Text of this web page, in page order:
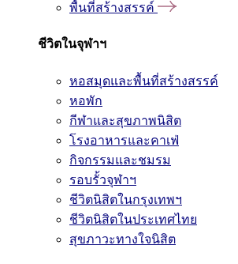
พื้นที่สร้างสรรค์
ชีวิตในจุฬาฯ
หอสมุดและพื้นที่สร้างสรรค์
หอพัก
กีฬาและสุขภาพนิสิต
โรงอาหารและคาเฟ่
กิจกรรมและชมรม
รอบรั้วจุฬาฯ
ชีวิตนิสิตในกรุงเทพฯ
ชีวิตนิสิตในประเทศไทย
สุขภาวะทางใจนิสิต